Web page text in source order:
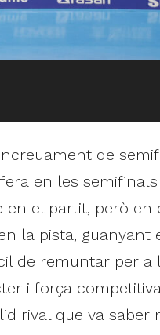
de
en les
el partit, però en
la pista, guanyant
de remuntar per a
i força
rival que va saber